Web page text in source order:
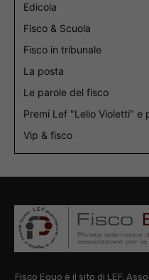
Edicola
Fisco & Scuola
Fisco in tribunale
La posta
Le parole del fisco
Premi Lef "Lelio Violetti" e
Vip & fisco
Fisco Equo è il sito di LEF,